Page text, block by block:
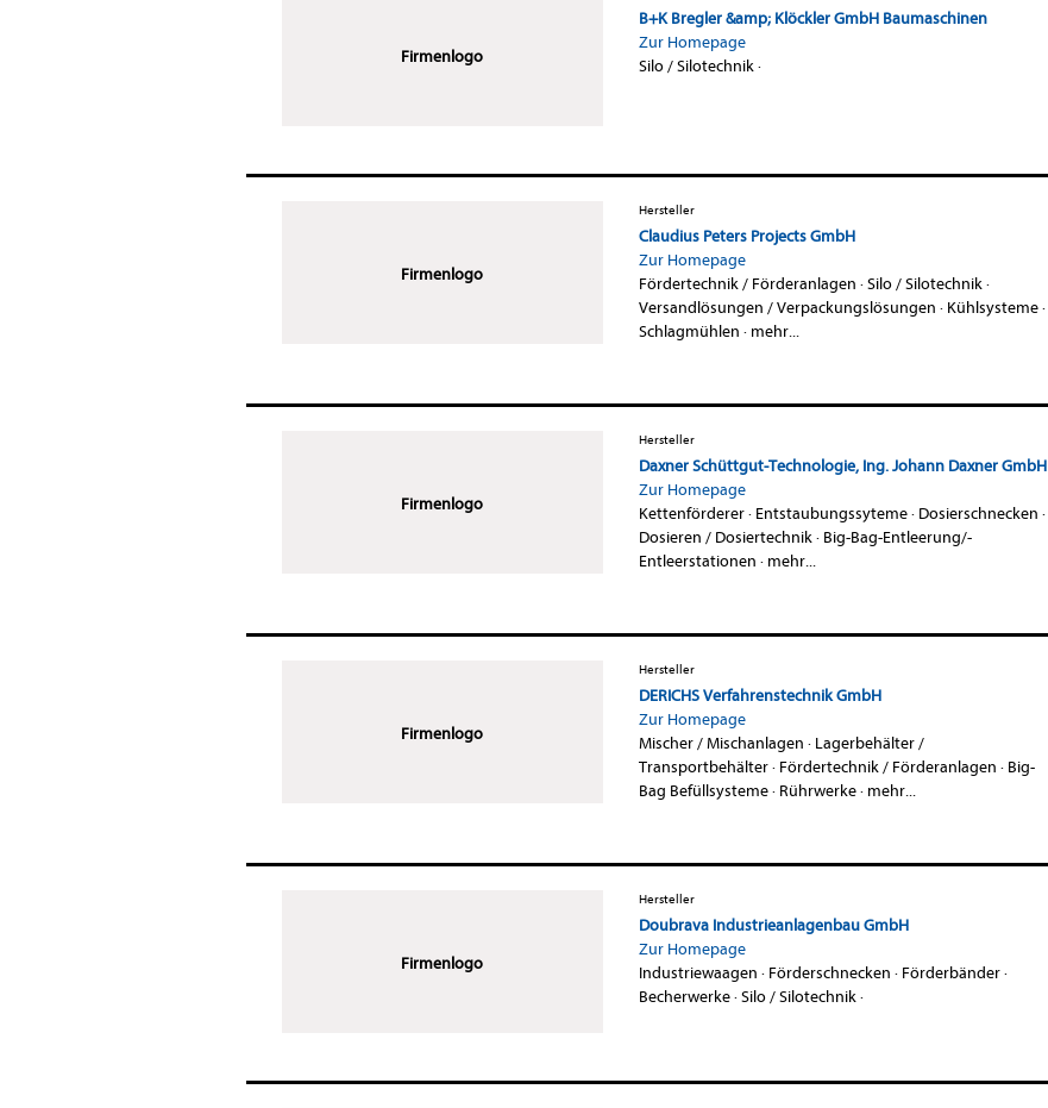
Firmenlogo
B+K Bregler &amp; Klöckler GmbH Baumaschinen
Zur Homepage
Silo / Silotechnik·
Firmenlogo
Hersteller
Claudius Peters Projects GmbH
Zur Homepage
Fördertechnik / Förderanlagen ·Silo / Silotechnik·
Versandlösungen / Verpackungslösungen · Kühlsysteme·
Schlagmühlen · mehr...
Firmenlogo
Hersteller
Daxner Schüttgut-Technologie, Ing. Johann Daxner GmbH
Zur Homepage
Kettenförderer· Entstaubungssyteme· Dosierschnecken ·
Dosieren / Dosiertechnik· Big-Bag-Entleerung/-
Entleerstationen · mehr...
Firmenlogo
Hersteller
DERICHS Verfahrenstechnik GmbH
Zur Homepage
Mischer / Mischanlagen · Lagerbehälter /
Transportbehälter· Fördertechnik / Förderanlagen · Big-
Bag Befüllsysteme· Rührwerke· mehr...
Firmenlogo
Hersteller
Doubrava Industrieanlagenbau GmbH
Zur Homepage
Industriewaagen · Förderschnecken · Förderbänder·
Becherwerke·Silo / Silotechnik·